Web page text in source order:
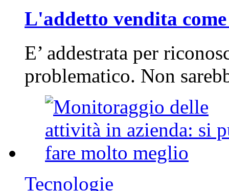
L'addetto vendita
E’ addestrata per
problematico. Non
Tecnologie